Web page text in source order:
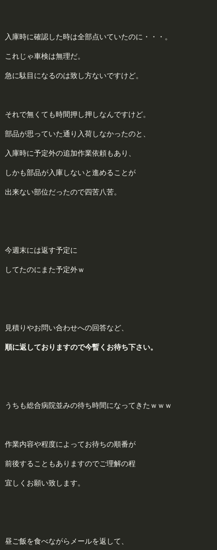
入庫時に確認した時は全部点いていたのに・・・。
これじゃ車検は無理だ。
急に駄目になるのは致し方ないですけど。
それで無くても時間押し押しなんですけど。
部品が思っていた通り入荷しなかったのと、
入庫時に予定外の追加作業依頼もあり、
しかも部品が入庫しないと進めることが
出来ない部位だったので四苦八苦。
今週末には返す予定に
してたのに また予定外ｗ
見積りやお問い合わせへの回答など、
順に返しておりますので今暫くお待ち下さい。
うちも総合病院並みの待ち時間になってきたｗｗｗ
作業内容や程度によってお待ちの順番が
前後することもありますのでご理解の程
宜しくお願い致します。
昼ご飯を食べながらメールを返して、